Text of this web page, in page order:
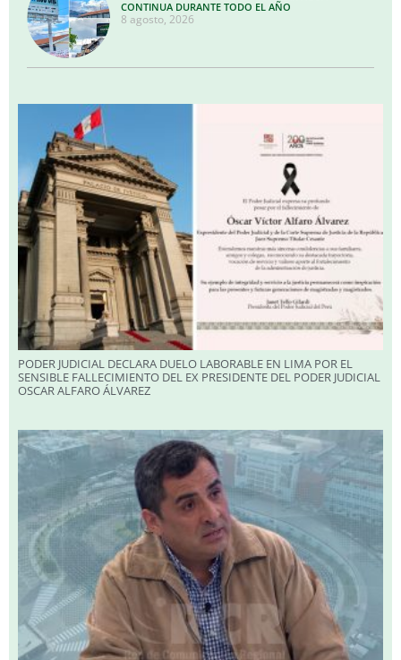
CONTINUA DURANTE TODO EL AÑO
8 agosto, 2026
PODER JUDICIAL DECLARA DUELO LABORABLE EN LIMA POR EL
SENSIBLE FALLECIMIENTO DEL EX PRESIDENTE DEL PODER JUDICIAL
OSCAR ALFARO ÁLVAREZ